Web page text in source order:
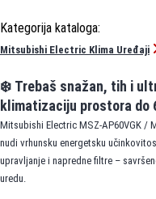
Mitsubishi Electric Klima Uređaji
❄️ Trebaš snažan, tih i
klimatizaciju prostora do
Mitsubishi Electric MSZ-AP60VGK /
nudi vrhunsku energetsku
upravljanje i napredne filtre –
uredu.